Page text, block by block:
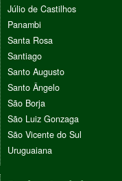
Júlio de Castilhos
Panambi
Santa Rosa
Santiago
Santo Augusto
Santo Ângelo
São Borja
São Luiz Gonzaga
São Vicente do Sul
Uruguaiana